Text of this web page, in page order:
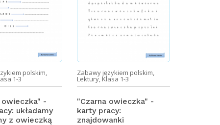
polskim,
1-3
owieczka" -
układamy
z owieczką
Zabawy językiem polskim,
Lektury,Klasa 1-3
"Czarna owieczka" -
karty pracy:
znajdowanki